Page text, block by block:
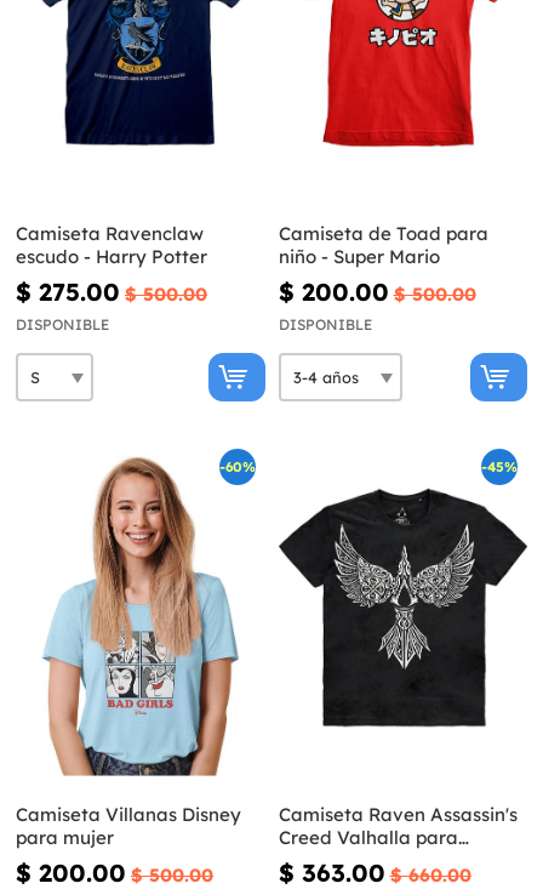
Camiseta Ravenclaw
escudo - Harry Potter
$ 275.00 $ 500.00
DISPONIBLE
Camiseta de Toad para
niño - Super Mario
$ 200.00 $ 500.00
DISPONIBLE
-60%
Camiseta Villanas Disney
para mujer
$ 200.00 $ 500.00
-45%
Camiseta Raven Assassin's
Creed Valhalla para
hombre
$ 363.00 $ 660.00